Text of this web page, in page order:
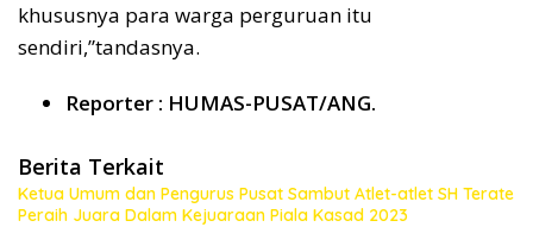
khususnya para warga perguruan itu
sendiri,”tandasnya.
Reporter : HUMAS-PUSAT/ANG.
Berita Terkait
Ketua Umum dan Pengurus Pusat Sambut Atlet-atlet SH Terate
Peraih Juara Dalam Kejuaraan Piala Kasad 2023